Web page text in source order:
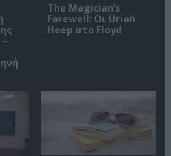
The Magician’s
Farewell: Οι Uriah
Heep στο Floyd